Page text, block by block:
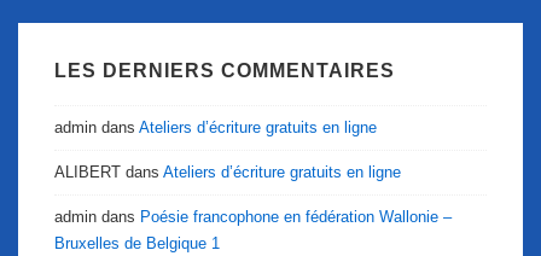
LES DERNIERS COMMENTAIRES
admin dans Ateliers d’écriture gratuits en ligne
ALIBERT dans Ateliers d’écriture gratuits en ligne
admin dans Poésie francophone en fédération Wallonie –
Bruxelles de Belgique 1